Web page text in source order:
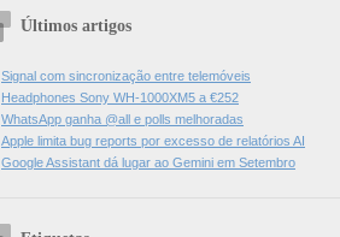
Últimos artigos
Signal com sincronização entre telemóveis
Headphones Sony WH-1000XM5 a €252
WhatsApp ganha @all e polls melhoradas
Apple limita bug reports por excesso de relatórios AI
Google Assistant dá lugar ao Gemini em Setembro